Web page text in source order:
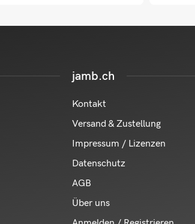
jamb.ch
Kontakt
Versand & Zustellung
Impressum / Lizenzen
Datenschutz
AGB
Über uns